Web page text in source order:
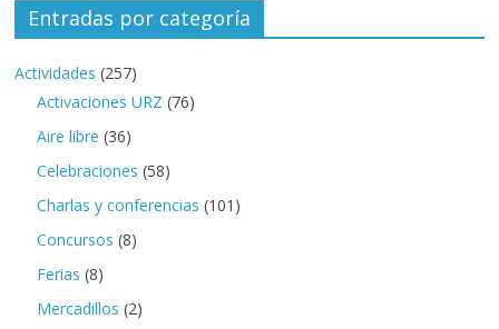
Entradas por categoría
Actividades (257)
Activaciones URZ (76)
Aire libre (36)
Celebraciones (58)
Charlas y conferencias (101)
Concursos (8)
Ferias (8)
Mercadillos (2)